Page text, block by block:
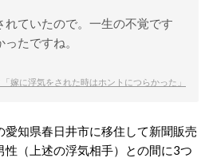
ていたので。一生の不覚です
たですね。
嫁に浮気をされた時はホントにつらかった」
知県春日井市に移住して新聞販売
性（上述の浮気相手）との間に3つ